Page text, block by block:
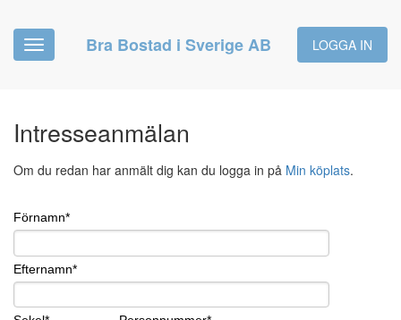
Toggle
navigation
Bra Bostad i Sverige AB LOGGA IN
Intresseanmälan
Om du redan har anmält dig kan du logga in på Min köplats.
Förnamn*
Efternamn*